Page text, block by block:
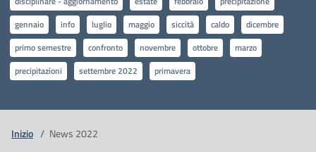
gennaio
info luglio maggio siccità caldo
dicembre
primo semestre
confronto novembre ottobre
marzo
precipitazioni
settembre 2022 primavera
Inizio / News 2022